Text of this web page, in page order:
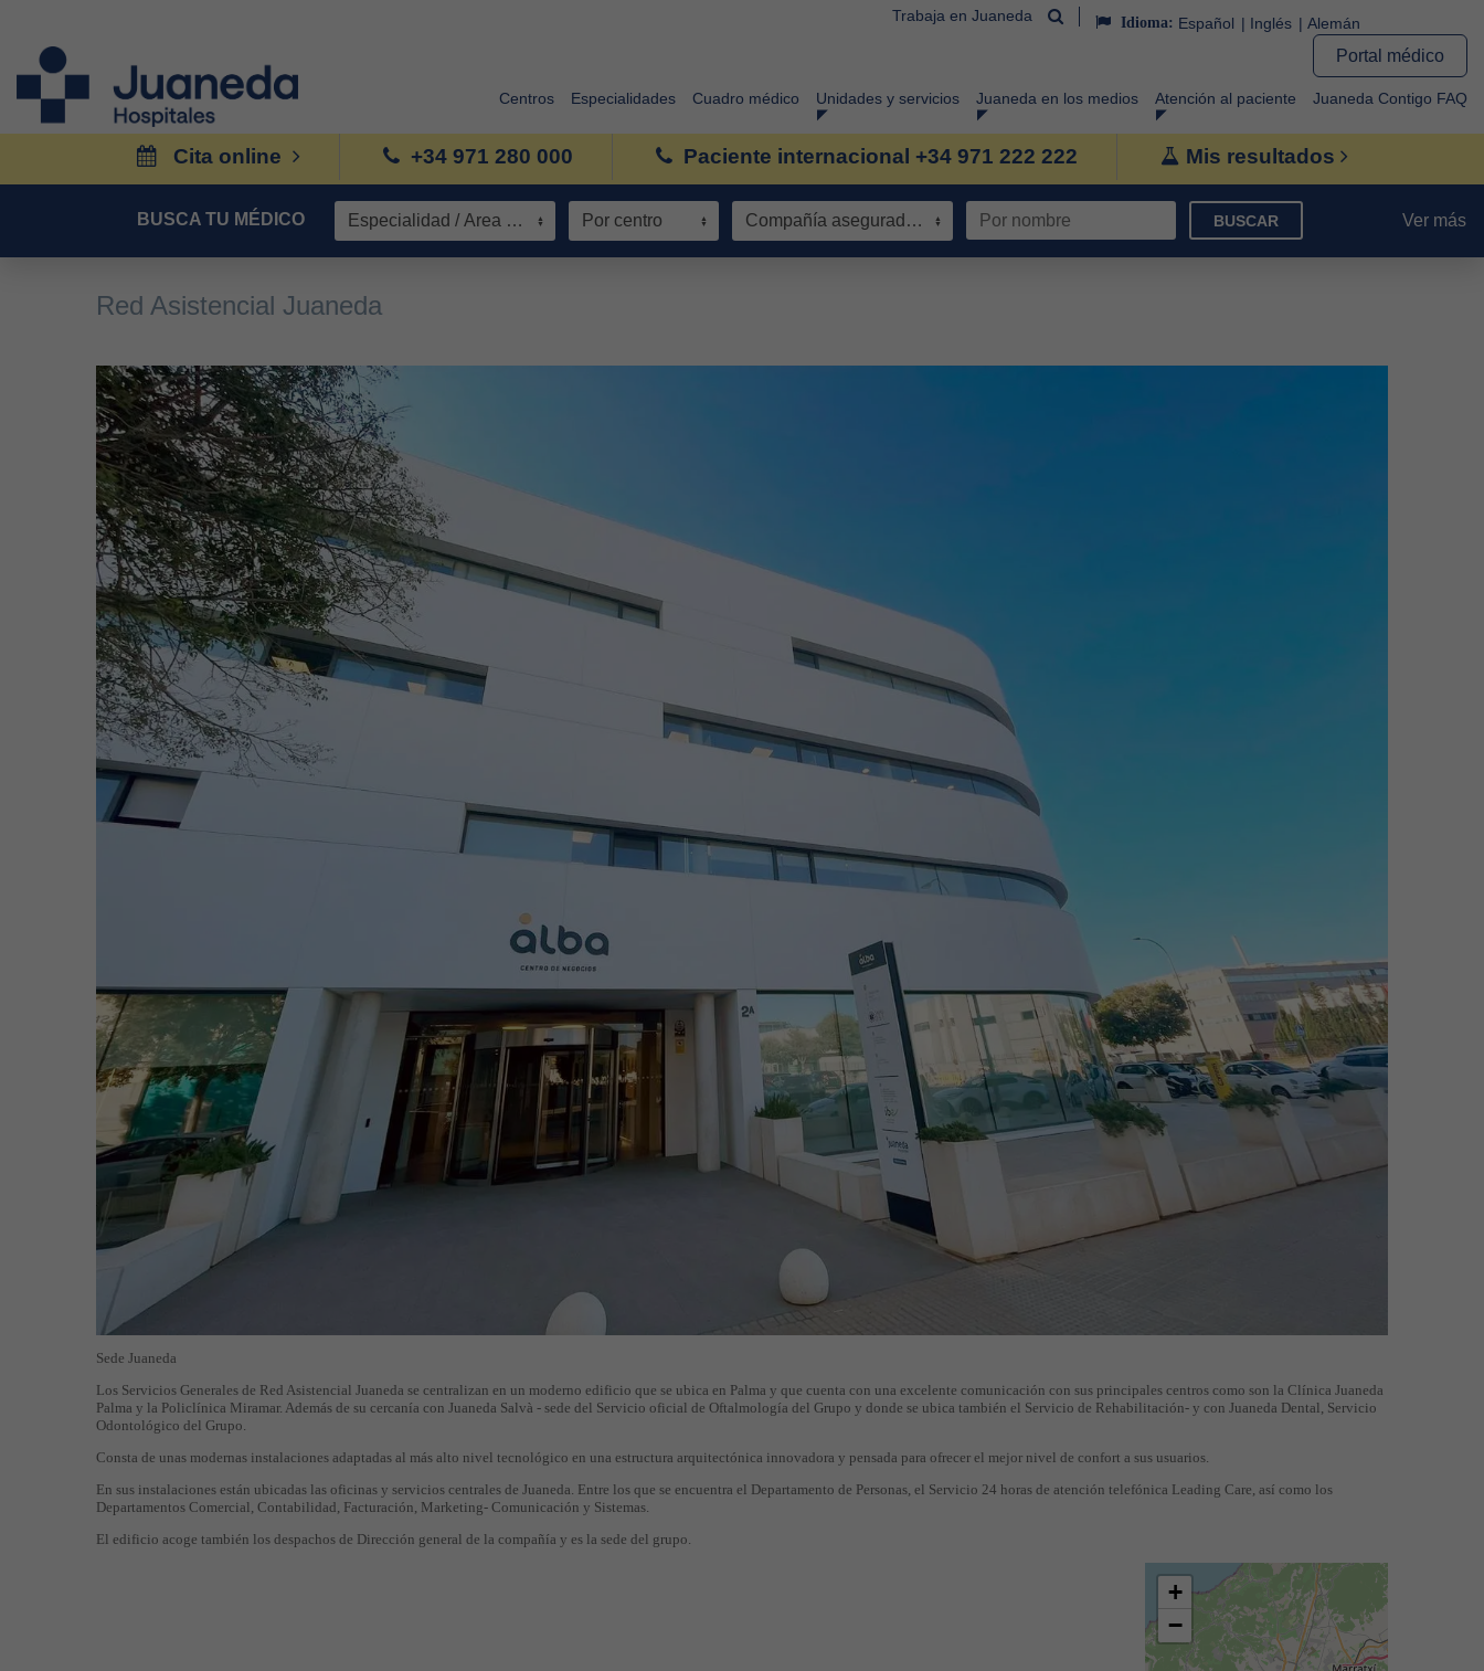
Trabaja en Juaneda Idioma: Español Inglés Alemán
Portal médico
Centros Especialidades Cuadro médico Unidades y servicios Juaneda en los medios Atención al paciente Juaneda Contigo FAQ
Cita online +34 971 280 000 Paciente internacional +34 971 222 222 Mis resultados
BUSCA TU MÉDICO Especialidad / Área de conocimiento Por centro Compañía aseguradora BUSCAR Ver más
Red Asistencial Juaneda
Sede Juaneda
Los Servicios Generales de Red Asistencial Juaneda se centralizan en un moderno edificio que se ubica en Palma y que cuenta con una excelente comunicación con sus principales centros como son la Clínica Juaneda
Palma y la Policlínica Miramar. Además de su cercanía con Juaneda Salvà - sede del Servicio oficial de Oftalmología del Grupo y donde se ubica también el Servicio de Rehabilitación- y con Juaneda Dental, Servicio
Odontológico del Grupo.
Consta de unas modernas instalaciones adaptadas al más alto nivel tecnológico en una estructura arquitectónica innovadora y pensada para ofrecer el mejor nivel de confort a sus usuarios.
En sus instalaciones están ubicadas las oficinas y servicios centrales de Juaneda. Entre los que se encuentra el Departamento de Personas, el Servicio 24 horas de atención telefónica Leading Care, así como los
Departamentos Comercial, Contabilidad, Facturación, Marketing- Comunicación y Sistemas.
El edificio acoge también los despachos de Dirección general de la compañía y es la sede del grupo.
+
−